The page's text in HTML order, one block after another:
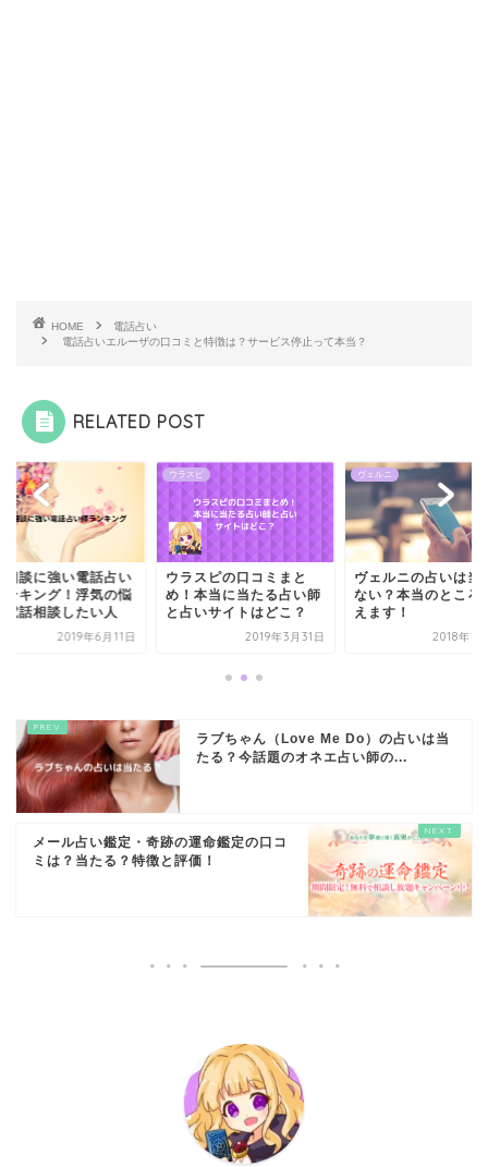
HOME
電話占い
電話占いエルーザの口コミと特徴は？サービス停止って本当？
RELATED POST
スピの口コミまと
本当に当たる占い師
いサイトはどこ？
2019年3月31日
ヴェルニ
ヴェルニの占いは当たら
ない？本当のところを教
えます！
2018年12月8日
電話占い
浮気相談に強い電話
師ランキング！浮気
みで電話相談したい
2019年6
ラブちゃん（Love Me Do）の占いは当
たる？今話題のオネエ占い師の...
メール占い鑑定・奇跡の運命鑑定の口コ
ミは？当たる？特徴と評価！